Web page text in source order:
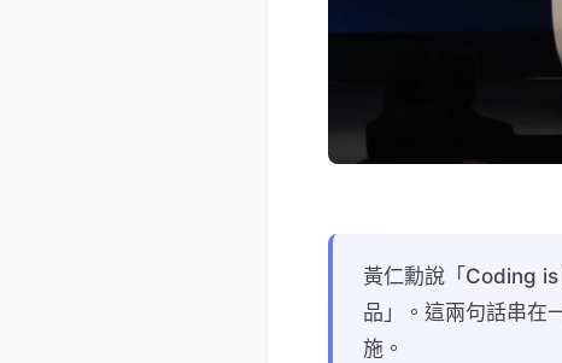
黃仁勳說「Coding
品」。這兩句話串在
施。